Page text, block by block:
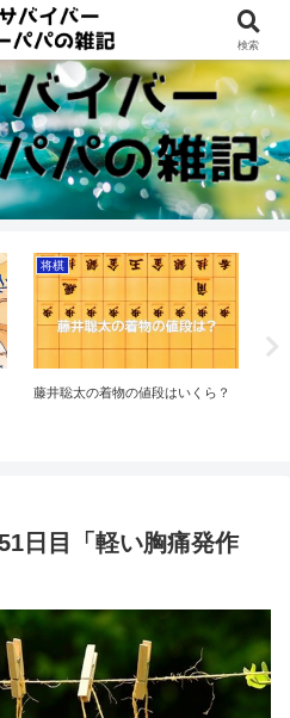
beyond 60s
将棋
藤井聡太の着物の値段はいくら？
日目「軽い胸痛発作
検索